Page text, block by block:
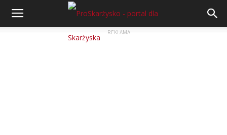
REKLAMA